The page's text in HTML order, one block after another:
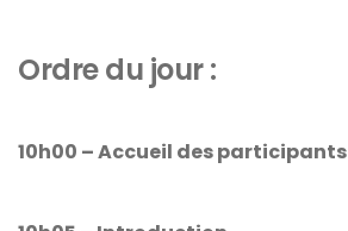
Ordre du jour :
10h00 – Accueil des participants